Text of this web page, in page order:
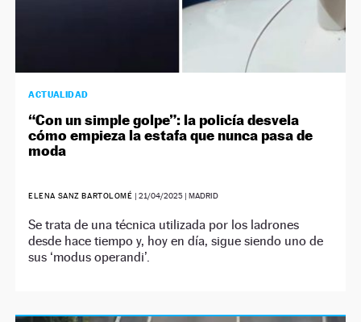
ACTUALIDAD
“Con un simple golpe”: la policía desvela
cómo empieza la estafa que nunca pasa de
moda
ELENA SANZ BARTOLOMÉ | 21/04/2025| MADRID
Se trata de una técnica utilizada por los ladrones
desde hace tiempo y, hoy en día, sigue siendo uno de
sus ‘modus operandi’.